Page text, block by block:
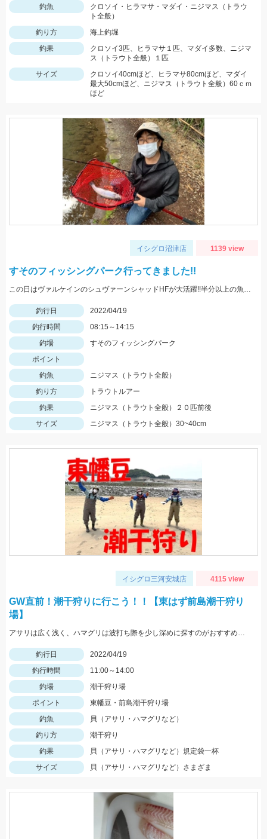
釣魚
クロソイ・ヒラマサ・マダイ・ニジマス（トラウ
ト全般）
釣り方
海上釣堀
釣果
クロソイ3匹、ヒラマサ１匹、マダイ多数、ニジマ
ス（トラウト全般）１匹
サイズ
クロソイ40cmほど、ヒラマサ80cmほど、マダイ
最大50cmほど、ニジマス（トラウト全般）60ｃｍ
ほど
イシグロ沼津店 1139 view
すそのフィッシングパーク行ってきました!!
この日はヴァルケインのシュヴァーンシャッドHFが大活躍!!半分以上の魚をこのルアーで釣りました。
釣行日
2022/04/19
釣行時間
08:15～14:15
釣場
すそのフィッシングパーク
ポイント
釣魚
ニジマス（トラウト全般）
釣り方
トラウトルアー
釣果
ニジマス（トラウト全般）２０匹前後
サイズ
ニジマス（トラウト全般）30~40cm
イシグロ三河安城店 4115 view
GW直前！潮干狩りに行こう！！【東はず前島潮干狩り
場】
アサリは広く浅く、ハマグリは波打ち際を少し深めに探すのがおすすめ。海水持ち帰り用に1.5L以上のペットボトルを持参しましょう。
釣行日
2022/04/19
釣行時間
11:00～14:00
釣場
潮干狩り場
ポイント
東幡豆・前島潮干狩り場
釣魚
貝（アサリ・ハマグリなど）
釣り方
潮干狩り
釣果
貝（アサリ・ハマグリなど）規定袋一杯
サイズ
貝（アサリ・ハマグリなど）さまざま